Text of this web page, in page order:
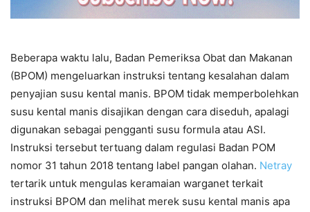
Beberapa waktu lalu, Badan Pemeriksa Obat dan Makanan
(BPOM) mengeluarkan instruksi tentang kesalahan dalam
penyajian susu kental manis. BPOM tidak memperbolehkan
susu kental manis disajikan dengan cara diseduh, apalagi
digunakan sebagai pengganti susu formula atau ASI.
Instruksi tersebut tertuang dalam regulasi Badan POM
nomor 31 tahun 2018 tentang label pangan olahan. Netray
tertarik untuk mengulas keramaian warganet terkait
instruksi BPOM dan melihat merek susu kental manis apa